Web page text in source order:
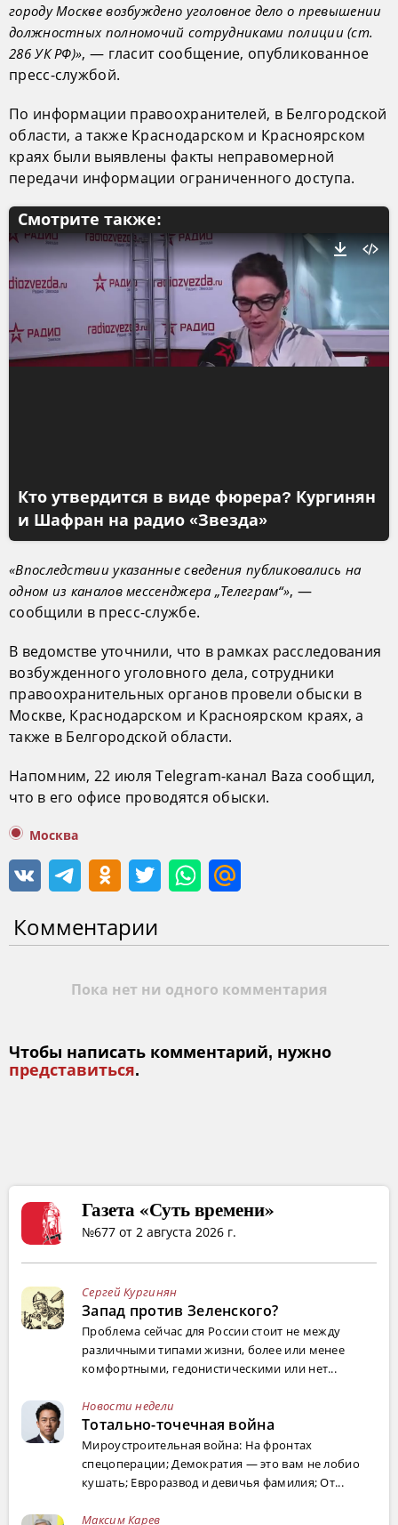
городу Москве возбуждено уголовное дело о превышении
должностных полномочий сотрудниками полиции (ст.
286 УК РФ)», — гласит сообщение, опубликованное
пресс-службой.
По информации правоохранителей, в Белгородской
области, а также Краснодарском и Красноярском
краях были выявлены факты неправомерной
передачи информации ограниченного доступа.
Смотрите также:
Кто утвердится в виде фюрера? Кургинян
и Шафран на радио «Звезда»
«Впоследствии указанные сведения публиковались на
одном из каналов мессенджера „Телеграм“», —
сообщили в пресс-службе.
В ведомстве уточнили, что в рамках расследования
возбужденного уголовного дела, сотрудники
правоохранительных органов провели обыски в
Москве, Краснодарском и Красноярском краях, а
также в Белгородской области.
Напомним, 22 июля Telegram-канал Baza сообщил,
что в его офисе проводятся обыски.
Москва
Комментарии
Пока нет ни одного комментария
Чтобы написать комментарий, нужно
представиться.
Газета «Суть времени»
№677 от 2 августа 2026 г.
Сергей Кургинян
Запад против Зеленского?
Проблема сейчас для России стоит не между
различными типами жизни, более или менее
комфортными, гедонистическими или нет...
Новости недели
Тотально-точечная война
Мироустроительная война: На фронтах
спецоперации; Демократия — это вам не лобио
кушать; Евроразвод и девичья фамилия; От...
Максим Карев